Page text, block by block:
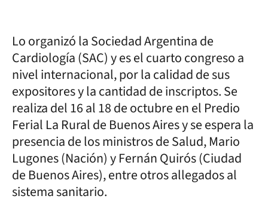
Lo organizó la Sociedad Argentina de
Cardiología (SAC) y es el cuarto congreso a
nivel internacional, por la calidad de sus
expositores y la cantidad de inscriptos. Se
realiza del 16 al 18 de octubre en el Predio
Ferial La Rural de Buenos Aires y se espera la
presencia de los ministros de Salud, Mario
Lugones (Nación) y Fernán Quirós (Ciudad
de Buenos Aires), entre otros allegados al
sistema sanitario.